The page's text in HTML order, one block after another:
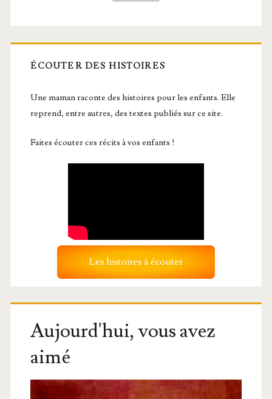
ÉCOUTER DES HISTOIRES
Une maman raconte des histoires pour les enfants. Elle
reprend, entre autres, des textes publiés sur ce site.
Faites écouter ces récits à vos enfants !
Les histoires à écouter
Aujourd'hui, vous avez
aimé